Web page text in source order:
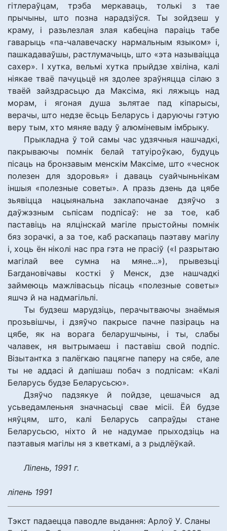
гітлераўцам, трэба меркаваць, толькі з тае
прычыны, што позна нарадзіўся. Ты зойдзеш у
краму, і разьлезлая злая кабеціна параіць табе
гаварыць «па-чалавечаску нармальным языком» і,
пашкадаваўшы, растлумачыць, што «эта называіцца
сахер». І хутка, вельмі хутка прыйдзе хвіліна, калі
ніякае тваё пачуцьцё ня здолее зраўняцца сілаю з
тваёй зайздрасьцю да Максіма, які ляжыць над
морам, і ягоная душа зьлятае пад кіпарысы,
верачы, што недзе ёсьць Беларусь і даруючы гэтую
веру тым, хто мяняе ваду ў алюміневым імбрыку.
Прыкладна ў той самы час удзячныя нашчадкі,
пакрываючы помнік белай татуіроўкаю, будуць
пісаць на бронзавым менскім Максіме, што «чеснок
полезен для здоровья» і даваць суайчыньнікам
іншыя «полезные советы». А празь дзень да цябе
зьявіцца нацыянальна заклапочанае дзяўчо з
даўжэзным сьпісам подпісаў: не за тое, каб
паставіць на ялцінскай магіле прыстойны помнік
бяз зорачкі, а за тое, каб раскапаць паэтаву магілу
і, хоць ён ніколі нас пра гэта не прасіў («І разрытаю
магілай вее сумна на мяне...»), прывезьці
Багдановічавы косткі ў Менск, дзе нашчадкі
займеюць мажлівасьць пісаць «полезные советы»
яшчэ й на надмагільлі.
Ты будзеш марудзіць, перачытваючы знаёмыя
прозьвішчы, і дзяўчо пакрысе пачне пазіраць на
цябе, як на ворага беларушчыны, і ты, слабы
чалавек, ня вытрымаеш і паставіш свой подпіс.
Візытантка з палёгкаю пацягне паперу на сябе, але
ты не аддасі й дапішаш побач з подпісам: «Калі
Беларусь будзе Беларусьсю».
Дзяўчо падзякуе й пойдзе, цешачыся ад
усьведамленьня значнасьці свае місіі. Ёй будзе
няўцям, што, калі Беларусь сапраўды стане
Беларусьсю, ніхто й не надумае прыходзіць на
паэтавыя магілы ня з кветкамі, а з рыдлёўкай.
Ліпень, 1991 г.
ліпень 1991
Тэкст падаецца паводле выдання: Арлоў У. Сланы